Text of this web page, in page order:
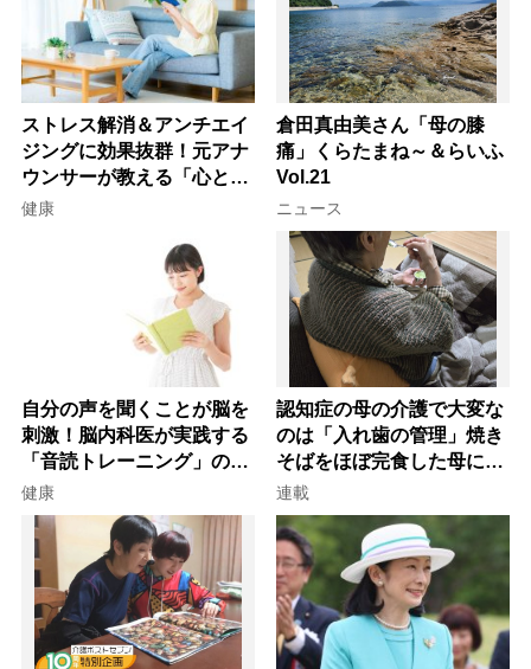
ストレス解消＆アンチエイ
ジングに効果抜群！元アナ
ウンサーが教える「心と体
を元気にする音読の習慣」
健康
倉田真由美さん「母の膝
痛」くらたまね～＆らいふ
Vol.21
ニュース
自分の声を聞くことが脳を
刺激！脳内科医が実践する
「音読トレーニング」の極
意
健康
認知症の母の介護で大変な
のは「入れ歯の管理」焼き
そばをほぼ完食した母に息
子が血の気が引いた理由
連載